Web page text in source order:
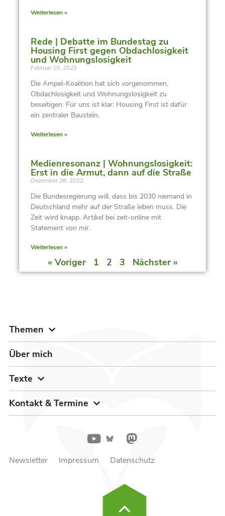
Weiterlesen »
Rede | Debatte im Bundestag zu
Housing First gegen Obdachlosigkeit
und Wohnungslosigkeit
Februar 10, 2023
Die Ampel-Koalition hat sich vorgenommen,
Obdachlosigkeit und Wohnungslosigkeit zu
beseitigen. Für uns ist klar: Housing First ist dafür
ein zentraler Baustein.
Weiterlesen »
Medienresonanz | Wohnungslosigkeit:
Erst in die Armut, dann auf die Straße
Dezember 28, 2022
Die Bundesregierung will, dass bis 2030 niemand in
Deutschland mehr auf der Straße leben muss. Die
Zeit wird knapp. Artikel bei zeit-online mit
Statement von mir.
Weiterlesen »
« Voriger 1 2 3 Nächster »
Themen
Über mich
Texte
Kontakt & Termine
Newsletter Impressum Datenschutz